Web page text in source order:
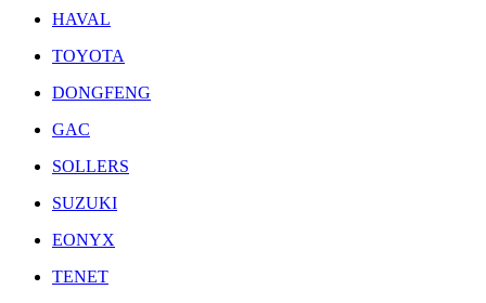
HAVAL
TOYOTA
DONGFENG
GAC
SOLLERS
SUZUKI
EONYX
TENET